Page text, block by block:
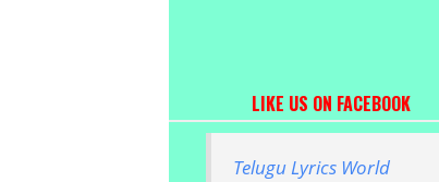
LIKE US ON FACEBOOK
Telugu Lyrics World